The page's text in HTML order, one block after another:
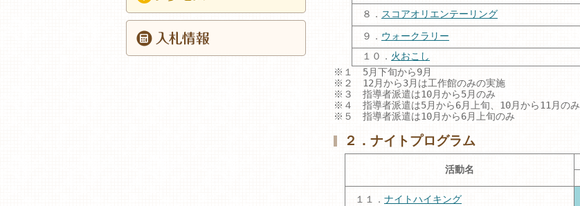
８． スコアオリエンテーリング
９． ウォークラリー
１０． 火おこし
※１　5月下旬から9月
※２　12月から3月は工作館のみの実施
※３　指導者派遣は10月から5月のみ
※４　指導者派遣は5月から6月上旬、10月から11月のみ
※５　指導者派遣は10月から6月上旬のみ
２．ナイトプログラム
活動名
１１． ナイトハイキング